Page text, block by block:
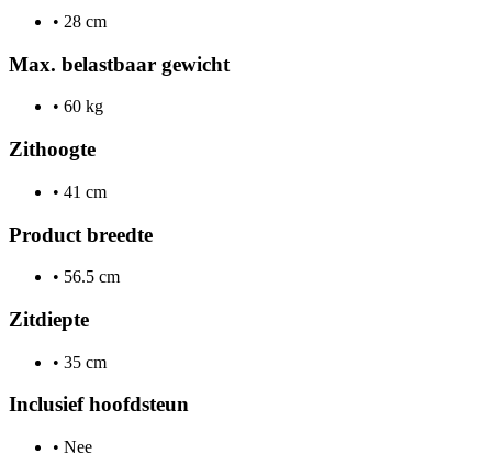
• 28 cm
Max. belastbaar gewicht
• 60 kg
Zithoogte
• 41 cm
Product breedte
• 56.5 cm
Zitdiepte
• 35 cm
Inclusief hoofdsteun
• Nee